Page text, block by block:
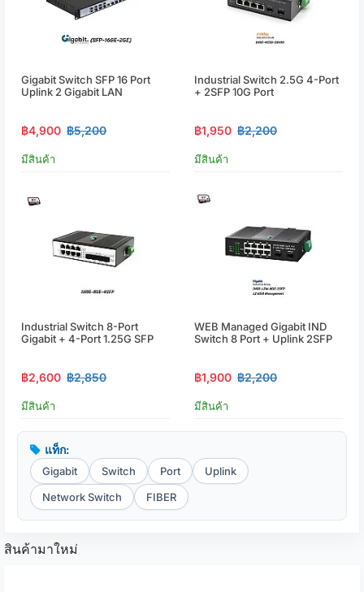
Gigabit Switch SFP 16 Port
Uplink 2 Gigabit LAN
฿4,900 ฿5,200
มีสินค้า
Industrial Switch 2.5G 4-Port
+ 2SFP 10G Port
฿1,950 ฿2,200
มีสินค้า
Industrial Switch 8-Port
Gigabit + 4-Port 1.25G SFP
฿2,600 ฿2,850
มีสินค้า
WEB Managed Gigabit IND
Switch 8 Port + Uplink 2SFP
฿1,900 ฿2,200
มีสินค้า
แท็ก:
Gigabit Switch Port
Uplink
Network Switch
FIBER
สินค้ามาใหม่